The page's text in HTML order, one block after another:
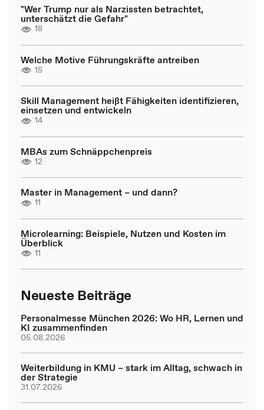
"Wer Trump nur als Narzissten betrachtet,
unterschätzt die Gefahr"
18
Welche Motive Führungskräfte antreiben
15
Skill Management heißt Fähigkeiten identifizieren,
einsetzen und entwickeln
14
MBAs zum Schnäppchenpreis
12
Master in Management – und dann?
11
Microlearning: Beispiele, Nutzen und Kosten im
Überblick
11
Neueste Beiträge
Personalmesse München 2026: Wo HR, Lernen und
KI zusammenfinden
05.08.2026
Weiterbildung in KMU – stark im Alltag, schwach in
der Strategie
31.07.2026